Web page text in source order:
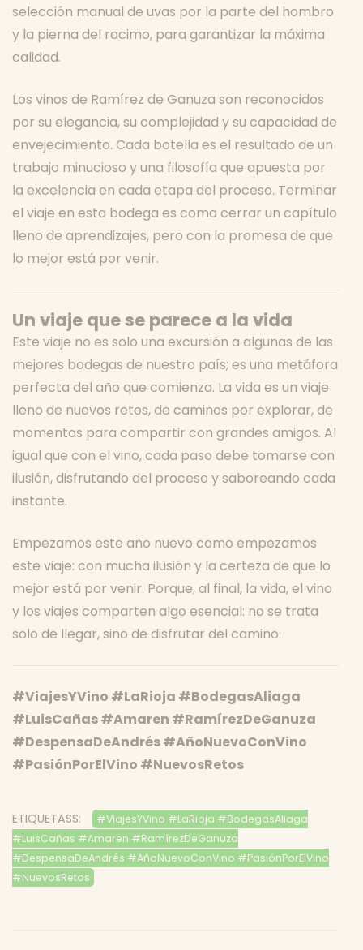
selección manual de uvas por la parte del hombro
y la pierna del racimo, para garantizar la máxima
calidad.
Los vinos de Ramírez de Ganuza son reconocidos
por su elegancia, su complejidad y su capacidad de
envejecimiento. Cada botella es el resultado de un
trabajo minucioso y una filosofía que apuesta por
la excelencia en cada etapa del proceso. Terminar
el viaje en esta bodega es como cerrar un capítulo
lleno de aprendizajes, pero con la promesa de que
lo mejor está por venir.
Un viaje que se parece a la vida
Este viaje no es solo una excursión a algunas de las
mejores bodegas de nuestro país; es una metáfora
perfecta del año que comienza. La vida es un viaje
lleno de nuevos retos, de caminos por explorar, de
momentos para compartir con grandes amigos. Al
igual que con el vino, cada paso debe tomarse con
ilusión, disfrutando del proceso y saboreando cada
instante.
Empezamos este año nuevo como empezamos
este viaje: con mucha ilusión y la certeza de que lo
mejor está por venir. Porque, al final, la vida, el vino
y los viajes comparten algo esencial: no se trata
solo de llegar, sino de disfrutar del camino.
#ViajesYVino #LaRioja #BodegasAliaga
#LuisCañas #Amaren #RamírezDeGanuza
#DespensaDeAndrés #AñoNuevoConVino
#PasiónPorElVino #NuevosRetos
ETIQUETASS:
#ViajesYVino #LaRioja #BodegasAliaga
#LuisCañas #Amaren #RamírezDeGanuza
#DespensaDeAndrés #AñoNuevoConVino #PasiónPorElVino
#NuevosRetos